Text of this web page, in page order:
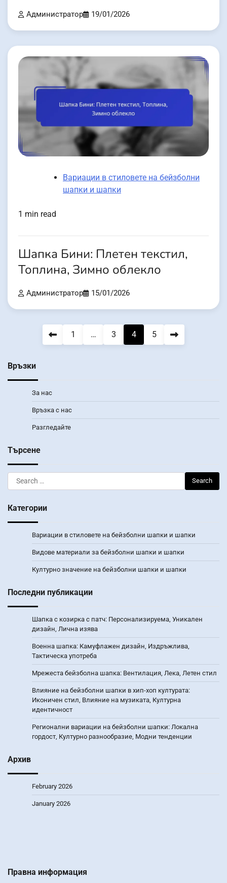
Администратор 19/01/2026
Вариации в стиловете на бейзболни
шапки и шапки
1 min read
Шапка Бини: Плетен текстил,
Топлина, Зимно облекло
Администратор 15/01/2026
1 … 3 4 5
Връзки
За нас
Връзка с нас
Разгледайте
Търсене
Search
for:
Категории
Вариации в стиловете на бейзболни шапки и шапки
Видове материали за бейзболни шапки и шапки
Културно значение на бейзболни шапки и шапки
Последни публикации
Шапка с козирка с патч: Персонализируема, Уникален
дизайн, Лична изява
Военна шапка: Камуфлажен дизайн, Издръжлива,
Тактическа употреба
Мрежеста бейзболна шапка: Вентилация, Лека, Летен стил
Влияние на бейзболни шапки в хип-хоп културата:
Иконичен стил, Влияние на музиката, Културна
идентичност
Регионални вариации на бейзболни шапки: Локална
гордост, Културно разнообразие, Модни тенденции
Архив
February 2026
January 2026
Правна информация